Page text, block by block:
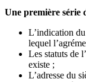
Une première série
L’indication
lequel
Les statuts de
existe ;
L’adresse du